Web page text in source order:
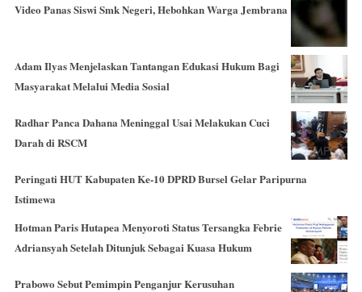
Video Panas Siswi Smk Negeri, Hebohkan Warga Jembrana
Adam Ilyas Menjelaskan Tantangan Edukasi Hukum Bagi
Masyarakat Melalui Media Sosial
Radhar Panca Dahana Meninggal Usai Melakukan Cuci
Darah di RSCM
Peringati HUT Kabupaten Ke-10 DPRD Bursel Gelar Paripurna
Istimewa
Hotman Paris Hutapea Menyoroti Status Tersangka Febrie
Adriansyah Setelah Ditunjuk Sebagai Kuasa Hukum
Prabowo Sebut Pemimpin Penganjur Kerusuhan